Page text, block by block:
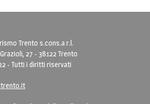
Trento s.cons.a r.l.
27 - 38122 Trento
- Tutti i diritti riservati